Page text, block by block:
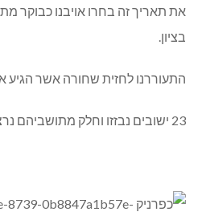
את תאריך זה בחרו אויבנו כבוקר
בציון.
התעוררנו לחזית שחורה אשר הגיע
23 ישובים נבזזו וחלק מתושביהם נרצחו או נישבו.